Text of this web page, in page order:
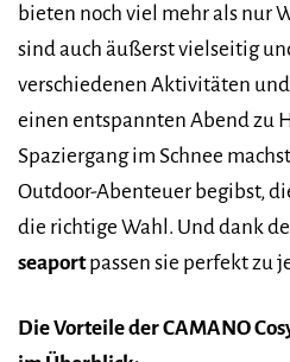
bieten noch viel mehr als nur
sind auch äußerst vielseitig
verschiedenen Aktivitäten und
einen entspannten Abend zu
Spaziergang im Schnee
Outdoor-Abenteuer begibst,
die richtige Wahl. Und dank
seaportpassen sie perfekt zu
Die Vorteile der CAMANO